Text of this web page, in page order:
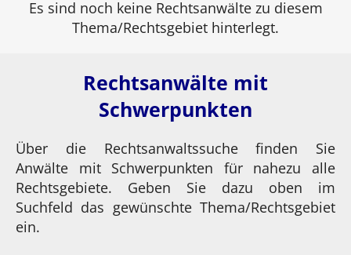
Es sind noch keine Rechtsanwälte zu diesem
Thema/Rechtsgebiet hinterlegt.
Rechtsanwälte mit
Schwerpunkten
Über die Rechtsanwaltssuche finden Sie
Anwälte mit Schwerpunkten für nahezu alle
Rechtsgebiete. Geben Sie dazu oben im
Suchfeld das gewünschte Thema/Rechtsgebiet
ein.